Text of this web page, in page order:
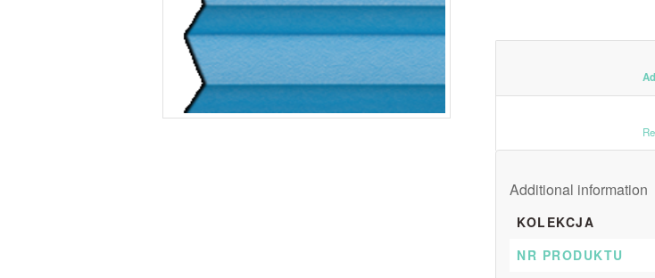
Additional information
KOLEKCJA
NR PRODUKTU